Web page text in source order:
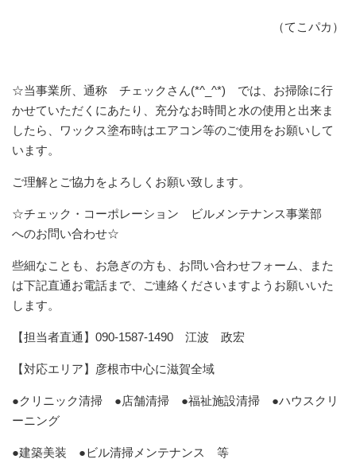
（てこパカ）
☆当事業所、通称 チェックさん(*^_^*) では、お掃除に行
かせていただくにあたり、充分なお時間と水の使用と出来ま
したら、ワックス塗布時はエアコン等のご使用をお願いして
います。
ご理解とご協力をよろしくお願い致します。
☆チェック・コーポレーション ビルメンテナンス事業部
へのお問い合わせ☆
些細なことも、お急ぎの方も、お問い合わせフォーム、また
は下記直通お電話まで、ご連絡くださいますようお願いいた
します。
【担当者直通】090-1587-1490 江波 政宏
【対応エリア】彦根市中心に滋賀全域
●クリニック清掃 ●店舗清掃 ●福祉施設清掃 ●ハウスクリ
ーニング
●建築美装 ●ビル清掃メンテナンス 等